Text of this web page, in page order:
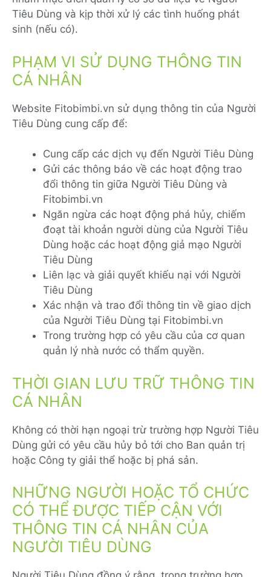
Tiêu Dùng và kịp thời xử lý các tình huống phát
sinh (nếu có).
PHẠM VI SỬ DỤNG THÔNG TIN
CÁ NHÂN
Website Fitobimbi.vn sử dụng thông tin của Người
Tiêu Dùng cung cấp để:
Cung cấp các dịch vụ đến Người Tiêu Dùng
Gửi các thông báo về các hoạt động trao
đổi thông tin giữa Người Tiêu Dùng và
Fitobimbi.vn
Ngăn ngừa các hoạt động phá hủy, chiếm
đoạt tài khoản người dùng của Người Tiêu
Dùng hoặc các hoạt động giả mạo Người
Tiêu Dùng
Liên lạc và giải quyết khiếu nại với Người
Tiêu Dùng
Xác nhận và trao đổi thông tin về giao dịch
của Người Tiêu Dùng tại Fitobimbi.vn
Trong trường hợp có yêu cầu của cơ quan
quản lý nhà nước có thẩm quyền.
THỜI GIAN LƯU TRỮ THÔNG TIN
CÁ NHÂN
Không có thời hạn ngoại trừ trường hợp Người Tiêu
Dùng gửi có yêu cầu hủy bỏ tới cho Ban quản trị
hoặc Công ty giải thể hoặc bị phá sản.
NHỮNG NGƯỜI HOẶC TỔ CHỨC
CÓ THỂ ĐƯỢC TIẾP CẬN VỚI
THÔNG TIN CÁ NHÂN CỦA
NGƯỜI TIÊU DÙNG